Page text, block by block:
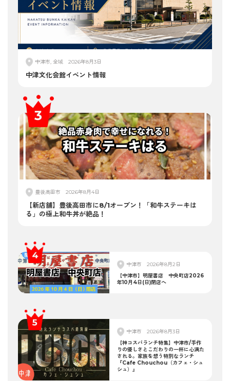
中津市, 全域 2026年8月3日
中津文化会館イベント情報
豊後高田市 2026年8月4日
【新店舗】豊後高田市に8/1オープン！「和牛ステーキは
る」の極上和牛丼が絶品！
中津市
2026年8月2日
【中津市】明屋書店 中央町店2026
年10月4日(日)閉店へ
中津市
2026年8月3日
【神コスパランチ特集】中津市/手作
りの優しさとこだわりの一杯に心満た
される。家族を想う特別なランチ
『Cafe Chouchou（カフェ・シュ
シュ）』